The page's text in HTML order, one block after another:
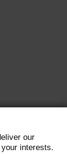
our
interests.